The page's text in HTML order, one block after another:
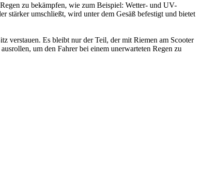
zu bekämpfen, wie zum Beispiel: Wetter- und UV-
stärker umschließt, wird unter dem Gesäß befestigt und bietet
verstauen. Es bleibt nur der Teil, der mit Riemen am Scooter
um den Fahrer bei einem unerwarteten Regen zu